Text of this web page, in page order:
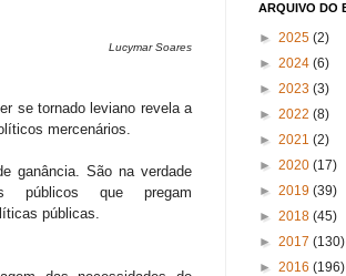
Lucymar Soares
se tornado leviano revela a
mercenários.
ganância. São na verdade
públicos que pregam
públicas.
ARQUIVO DO
► 2025 (2)
► 2024 (6)
► 2023 (3)
► 2022 (8)
► 2021 (2)
► 2020 (17)
► 2019 (39)
► 2018 (45)
► 2017 (130)
► 2016 (196)